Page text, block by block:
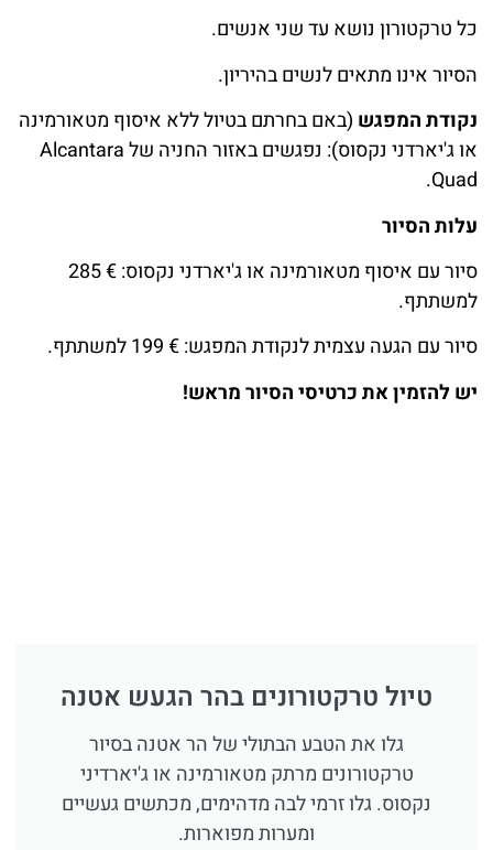
כל טרקטורון נושא עד שני אנשים.
הסיור אינו מתאים לנשים בהיריון.
נקודת המפגש (באם בחרתם בטיול ללא איסוף מטאורמינה
או ג'יארדני נקסוס): נפגשים באזור החניה של Alcantara
Quad.
עלות הסיור
סיור עם איסוף מטאורמינה או ג'יארדני נקסוס: € 285
למשתתף.
סיור עם הגעה עצמית לנקודת המפגש: € 199 למשתתף.
יש להזמין את כרטיסי הסיור מראש!
טיול טרקטורונים בהר הגעש אטנה
גלו את הטבע הבתולי של הר אטנה בסיור
טרקטורונים מרתק מטאורמינה או ג'יארדיני
נקסוס. גלו זרמי לבה מדהימים, מכתשים געשיים
ומערות מפוארות.